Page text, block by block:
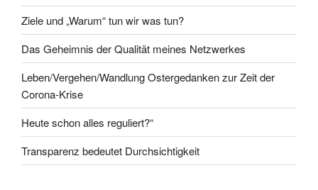
Ziele und „Warum“ tun wir was tun?
Das Geheimnis der Qualität meines Netzwerkes
Leben/Vergehen/Wandlung Ostergedanken zur Zeit der
Corona-Krise
Heute schon alles reguliert?“
Transparenz bedeutet Durchsichtigkeit